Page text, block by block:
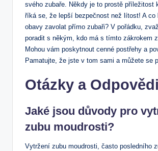
svého ⁢zubaře. Někdy je to prostě příležitost
říká se, že ⁤lepší bezpečnost ⁣než lítost! A co
obavy zavolat přímo zubaři? V pořádku,
poradit s někým, kdo má s tímto zákrokem
Mohou vám poskytnout cenné postřehy a
Pamatujte, že jste v tom⁢ sami a můžete se​
Otázky a Odpovědi
Jaké jsou důvody pro
zubu moudrosti?
Vytržení zubu moudrosti, často posledního